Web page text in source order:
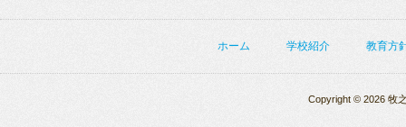
ホーム 学校紹介 教育方
Copyright © 2026 牧